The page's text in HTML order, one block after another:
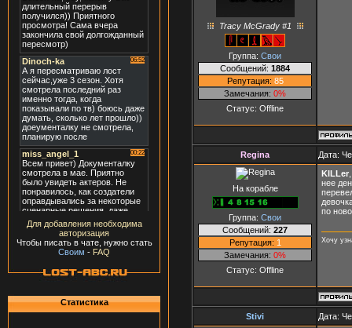
Для добавления необходима
авторизация
Чтобы писать в чате, нужно стать
Своим - FAQ
Статистика
Tracy McGrady #1
Группа: Свои
Сообщений: 1884
Репутация: 85
Замечания: 0%
Статус: Offline
Regina Дата:
На корабле
Группа: Свои
Сообщений: 227
Репутация: 1
Замечания: 0%
Статус: Offline
KILLer
нее
по
Хочу
Stivi Дата: